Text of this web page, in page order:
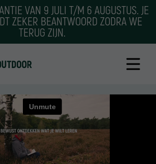
VAN 9 JULI T/M 6 AUGUSTUS. JE
ZEKER BEANTWOORD ZODRA WE
TERUG ZIJN.